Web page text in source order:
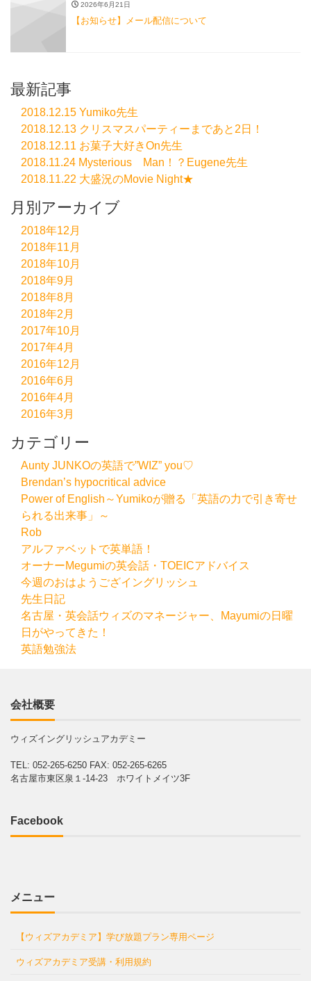
2026年6月21日
【お知らせ】メール配信について
最新記事
2018.12.15 Yumiko先生
2018.12.13 クリスマスパーティーまであと2日！
2018.12.11 お菓子大好きOn先生
2018.11.24 Mysterious Man！？Eugene先生
2018.11.22 大盛況のMovie Night★
月別アーカイブ
2018年12月
2018年11月
2018年10月
2018年9月
2018年8月
2018年2月
2017年10月
2017年4月
2016年12月
2016年6月
2016年4月
2016年3月
カテゴリー
Aunty JUNKOの英語で”WIZ” you♡
Brendan’s hypocritical advice
Power of English～Yumikoが贈る「英語の力で引き寄せ
られる出来事」～
Rob
アルファベットで英単語！
オーナーMegumiの英会話・TOEICアドバイス
今週のおはようござイングリッシュ
先生日記
名古屋・英会話ウィズのマネージャー、Mayumiの日曜
日がやってきた！
英語勉強法
会社概要
ウィズイングリッシュアカデミー
TEL: 052-265-6250 FAX: 052-265-6265
名古屋市東区泉１-14-23 ホワイトメイツ3F
Facebook
メニュー
【ウィズアカデミア】学び放題プラン専用ページ
ウィズアカデミア受講・利用規約